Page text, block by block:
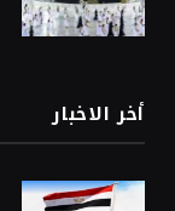
أخر الاخبار